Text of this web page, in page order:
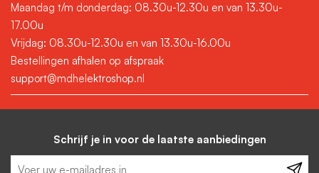
Maandag t/m donderdag: 08.30u-12.30u en van 13.30u-
17.00u
Vrijdag: 08.30u-12.30u en van 13.30u-16.00u
Bestellingen afhalen op afspraak
support@mdhelektroshop.nl
Schrijf je in voor de laatste aanbiedingen